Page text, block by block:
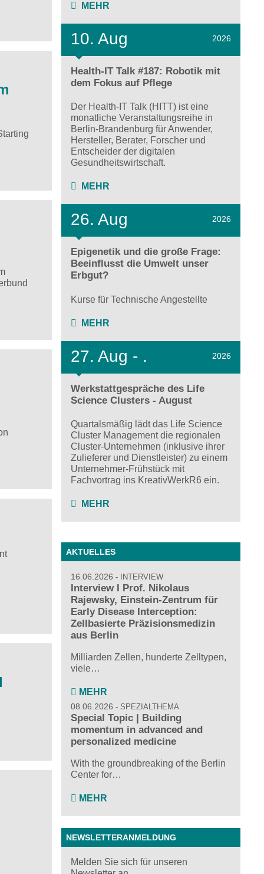
MEHR
10. Aug 2026
Health-IT Talk #187: Robotik mit
dem Fokus auf Pflege
Der Health-IT Talk (HITT) ist eine
monatliche Veranstaltungsreihe in
Berlin-Brandenburg für Anwender,
Hersteller, Berater, Forscher und
Entscheider der digitalen
Gesundheitswirtschaft.
MEHR
26. Aug 2026
Epigenetik und die große Frage:
Beeinflusst die Umwelt unser
Erbgut?
Kurse für Technische Angestellte
MEHR
27. Aug - . 2026
Werkstattgespräche des Life
Science Clusters - August
Quartalsmäßig lädt das Life Science
Cluster Management die regionalen
Cluster-Unternehmen (inklusive ihrer
Zulieferer und Dienstleister) zu einem
Unternehmer-Frühstück mit
Fachvortrag ins KreativWerkR6 ein.
MEHR
AKTUELLES
16.06.2026 INTERVIEW
Interview I Prof. Nikolaus
Rajewsky, Einstein-Zentrum für
Early Disease Interception:
Zellbasierte Präzisionsmedizin
aus Berlin
Milliarden Zellen, hunderte Zelltypen,
viele…
MEHR
08.06.2026 SPEZIALTHEMA
Special Topic | Building
momentum in advanced and
personalized medicine
With the groundbreaking of the Berlin
Center for…
MEHR
NEWSLETTERANMELDUNG
Melden Sie sich für unseren